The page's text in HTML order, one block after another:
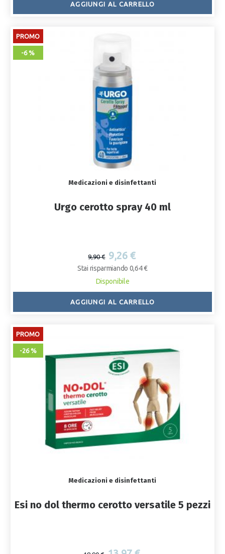
AGGIUNGI AL CARRELLO
PROMO
-6 %
Medicazioni e disinfettanti
Urgo cerotto spray 40 ml
9,90 € 9,26 €
Stai risparmiando 0,64 €
Disponibile
AGGIUNGI AL CARRELLO
PROMO
-26 %
Medicazioni e disinfettanti
Esi no dol thermo cerotto versatile 5 pezzi